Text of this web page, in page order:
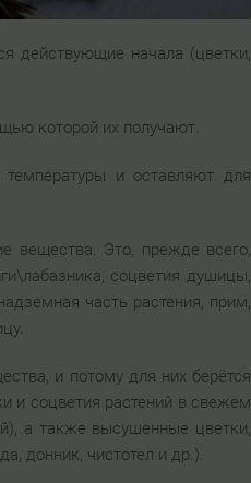
действующие начала (цветки,
которой их получают.
температуры и оставляют для
вещества. Это, прежде всего,
соцветия душицы,
часть растения, прим,
и потому для них берётся
и соцветия растений в свежем
а также высушенные цветки,
донник, чистотел и др.).